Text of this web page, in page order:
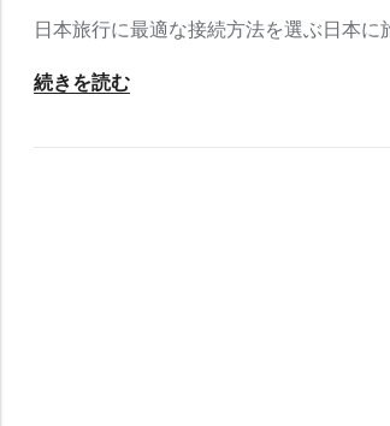
日本旅行に最適な接続方法を選ぶ日本
続きを読む